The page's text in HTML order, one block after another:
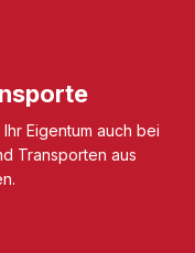
Eigentum auch bei
Transporten aus